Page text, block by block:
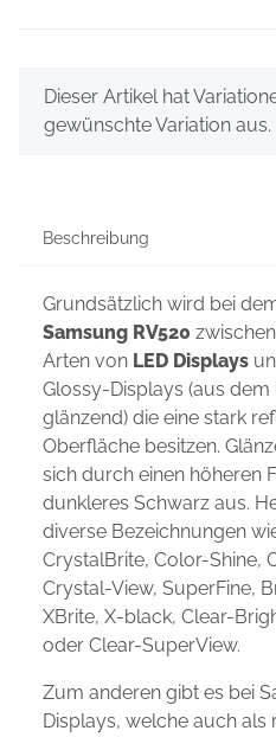
x
Dieser Artikel hat
gewünschte Variation aus.
Beschreibung
Grundsätzlich wird bei
Samsung RV520
Arten von LED Displays
Glossy-Displays (aus
glänzend) die eine stark
Oberfläche besitzen.
sich durch einen höheren
dunkleres Schwarz aus.
diverse Bezeichnungen
CrystalBrite, Color-Shine,
Crystal-View, SuperFine,
XBrite, X-black, Clear-
oder Clear-SuperView.
Zum anderen gibt es bei
Displays, welche auch